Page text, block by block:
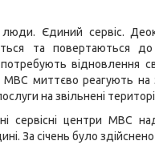
Єдиний сервіс.
та повертаються
відновлення
МВС миттєво реагують на
на звільнені
сервісні центри МВС
За січень було